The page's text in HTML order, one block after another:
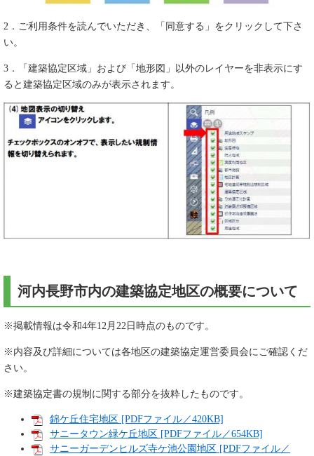
2．ご利用条件を読んでいただき、「同意する」をクリックして下さ
い。
3．「建築協定区域」および「地形図」以外のレイヤーを非表示にす
ると建築協定区域のみが表示されます。
河内長野市内の建築協定地区の概要について
※掲載情報は令和4年12月22日時点のものです。
※内容及び詳細については各地区の建築協定運営委員会にご確認くだ
さい。
※建築協定書の規制に関する部分を抜粋したものです。
錦ケ丘住宅地区 [PDFファイル／420KB]
サニータウン緑ケ丘地区 [PDFファイル／654KB]
サニーガーデンヒルズ寺ケ池公園地区 [PDFファイル／